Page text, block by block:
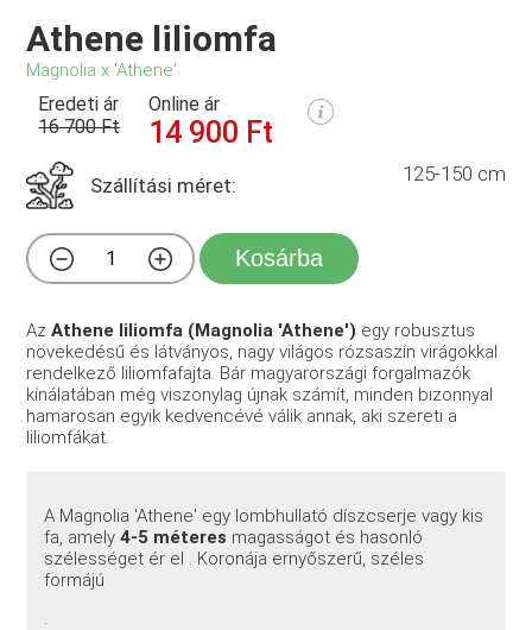
Athene liliomfa
Magnolia x 'Athene'
Eredeti ár
16 700 Ft
Online ár
14 900 Ft
Szállítási méret: 125-150 cm
Kosárba
AzAthene liliomfa (Magnolia 'Athene') egy robusztus
növekedésű és látványos, nagy világos rózsaszín virágokkal
rendelkező liliomfafajta. Bár magyarországi forgalmazók
kínálatában még viszonylag újnak számít, minden bizonnyal
hamarosan egyik kedvencévé válik annak, aki szereti a
liliomfákat.
A Magnolia 'Athene' egy lombhullató díszcserje vagy kis
fa, amely4-5 méteres magasságot és hasonló
szélességet ér el . Koronája ernyőszerű, széles
formájú
.